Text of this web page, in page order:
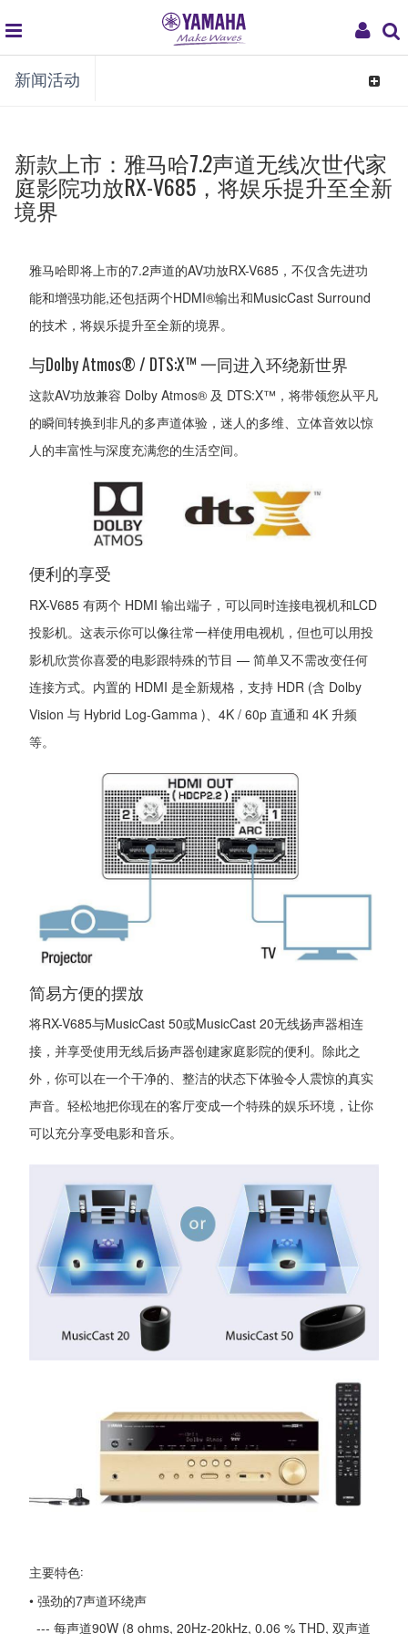
My
global
navigation
新闻活动
Toggle
新款上市：雅马哈7.2声道无线次世代家
庭影院功放RX-V685，将娱乐提升至全新
境界
雅马哈即将上市的7.2声道的AV功放RX-V685，不仅含先进功
能和增强功能,还包括两个HDMI®输出和MusicCast Surround
的技术，将娱乐提升至全新的境界。
与Dolby Atmos® / DTS:X™ 一同进入环绕新世界
这款AV功放兼容 Dolby Atmos® 及 DTS:X™，将带领您从平凡
的瞬间转换到非凡的多声道体验，迷人的多维、立体音效以惊
人的丰富性与深度充满您的生活空间。
便利的享受
RX-V685 有两个 HDMI 输出端子，可以同时连接电视机和LCD
投影机。这表示你可以像往常一样使用电视机，但也可以用投
影机欣赏你喜爱的电影跟特殊的节目 — 简单又不需改变任何
连接方式。内置的 HDMI 是全新规格，支持 HDR (含 Dolby
Vision 与 Hybrid Log-Gamma )、4K / 60p 直通和 4K 升频
等。
简易方便的摆放
将RX-V685与MusicCast 50或MusicCast 20无线扬声器相连
接，并享受使用无线后扬声器创建家庭影院的便利。除此之
外，你可以在一个干净的、整洁的状态下体验令人震惊的真实
声音。轻松地把你现在的客厅变成一个特殊的娱乐环境，让你
可以充分享受电影和音乐。
主要特色:
• 强劲的7声道环绕声
--- 每声道90W (8 ohms, 20Hz-20kHz, 0.06 % THD, 双声道